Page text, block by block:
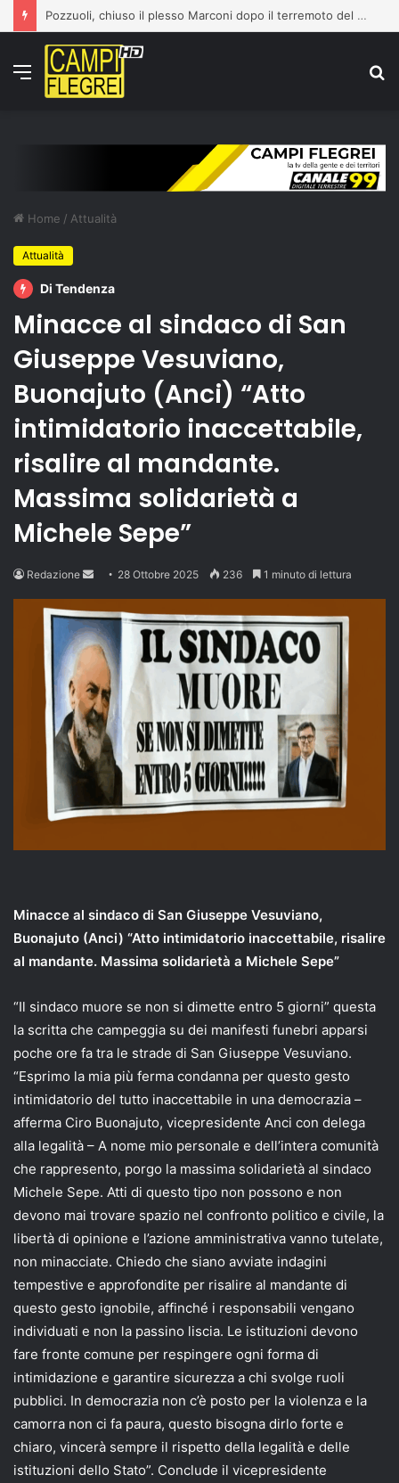
Pozzuoli, chiuso il plesso Marconi dopo il terremoto del 31 luglio: edificio dichiarato inagibile
Menu
Home / Attualità
Attualità
Di Tendenza
Minacce al sindaco di San
Giuseppe Vesuviano,
Buonajuto (Anci) “Atto
intimidatorio inaccettabile,
risalire al mandante.
Massima solidarietà a
Michele Sepe”
Redazione
Send
email
28 Ottobre 2025 236 1 minuto di lettura
Minacce al sindaco di San Giuseppe Vesuviano,
Buonajuto (Anci) “Atto intimidatorio inaccettabile, risalire
al mandante. Massima solidarietà a Michele Sepe”
“Il sindaco muore se non si dimette entro 5 giorni” questa
la scritta che campeggia su dei manifesti funebri apparsi
poche ore fa tra le strade di San Giuseppe Vesuviano.
“Esprimo la mia più ferma condanna per questo gesto
intimidatorio del tutto inaccettabile in una democrazia –
afferma Ciro Buonajuto, vicepresidente Anci con delega
alla legalità – A nome mio personale e dell’intera comunità
che rappresento, porgo la massima solidarietà al sindaco
Michele Sepe. Atti di questo tipo non possono e non
devono mai trovare spazio nel confronto politico e civile, la
libertà di opinione e l’azione amministrativa vanno tutelate,
non minacciate. Chiedo che siano avviate indagini
tempestive e approfondite per risalire al mandante di
questo gesto ignobile, affinché i responsabili vengano
individuati e non la passino liscia. Le istituzioni devono
fare fronte comune per respingere ogni forma di
intimidazione e garantire sicurezza a chi svolge ruoli
pubblici. In democrazia non c’è posto per la violenza e la
camorra non ci fa paura, questo bisogna dirlo forte e
chiaro, vincerà sempre il rispetto della legalità e delle
istituzioni dello Stato”. Conclude il vicepresidente